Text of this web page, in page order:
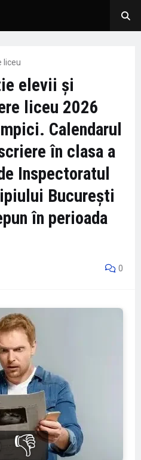
liceu
elevii și
liceu 2026
Calendarul
în clasa a
Inspectoratul
București
în perioada
0
👎